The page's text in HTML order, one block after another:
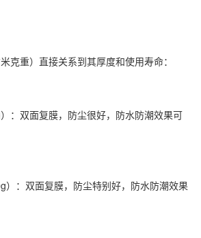
克重）直接关系到其厚度和使用寿命：
：双面复膜，防尘很好，防水防潮效果可
）：双面复膜，防尘特别好，防水防潮效果